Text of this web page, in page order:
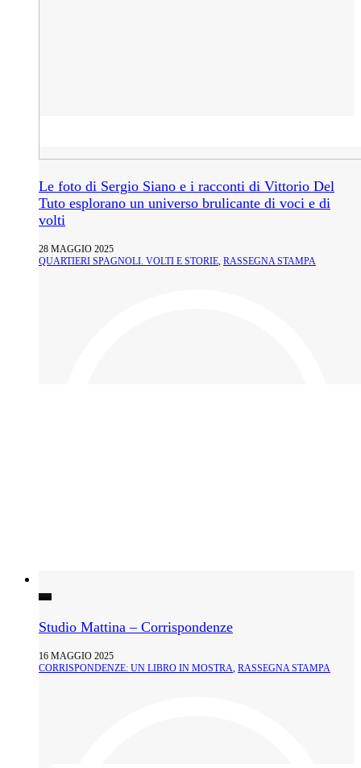
Le foto di Sergio Siano e i racconti di Vittorio Del
Tuto esplorano un universo brulicante di voci e di
volti
28 MAGGIO 2025
QUARTIERI SPAGNOLI. VOLTI E STORIE, RASSEGNA STAMPA
Studio Mattina – Corrispondenze
16 MAGGIO 2025
CORRISPONDENZE: UN LIBRO IN MOSTRA, RASSEGNA STAMPA